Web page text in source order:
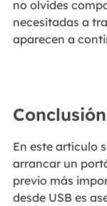
no olvides
necesitadas a
aparecen a
Conclusión
En este artículo
arrancar un
previo más
desde USB es